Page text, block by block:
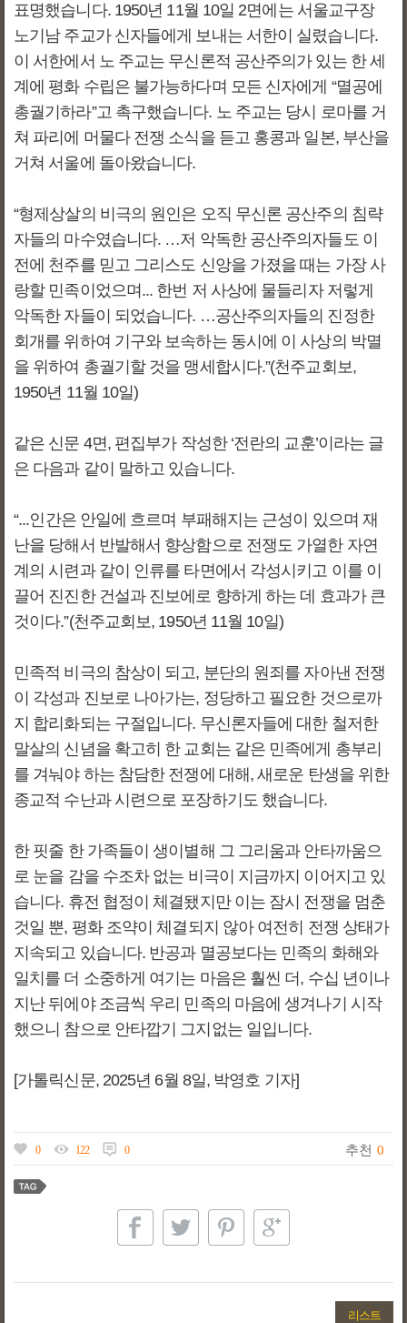
표명했습니다. 1950년 11월 10일 2면에는 서울교구장
노기남 주교가 신자들에게 보내는 서한이 실렸습니다.
이 서한에서 노 주교는 무신론적 공산주의가 있는 한 세
계에 평화 수립은 불가능하다며 모든 신자에게 “멸공에
총궐기하라”고 촉구했습니다. 노 주교는 당시 로마를 거
쳐 파리에 머물다 전쟁 소식을 듣고 홍콩과 일본, 부산을
거쳐 서울에 돌아왔습니다.
“형제상살의 비극의 원인은 오직 무신론 공산주의 침략
자들의 마수였습니다. …저 악독한 공산주의자들도 이
전에 천주를 믿고 그리스도 신앙을 가졌을 때는 가장 사
랑할 민족이었으며... 한번 저 사상에 물들리자 저렇게
악독한 자들이 되었습니다. …공산주의자들의 진정한
회개를 위하여 기구와 보속하는 동시에 이 사상의 박멸
을 위하여 총궐기할 것을 맹세합시다.”(천주교회보,
1950년 11월 10일)
같은 신문 4면, 편집부가 작성한 ‘전란의 교훈’이라는 글
은 다음과 같이 말하고 있습니다.
“...인간은 안일에 흐르며 부패해지는 근성이 있으며 재
난을 당해서 반발해서 향상함으로 전쟁도 가열한 자연
계의 시련과 같이 인류를 타면에서 각성시키고 이를 이
끌어 진진한 건설과 진보에로 향하게 하는 데 효과가 큰
것이다.”(천주교회보, 1950년 11월 10일)
민족적 비극의 참상이 되고, 분단의 원죄를 자아낸 전쟁
이 각성과 진보로 나아가는, 정당하고 필요한 것으로까
지 합리화되는 구절입니다. 무신론자들에 대한 철저한
말살의 신념을 확고히 한 교회는 같은 민족에게 총부리
를 겨눠야 하는 참담한 전쟁에 대해, 새로운 탄생을 위한
종교적 수난과 시련으로 포장하기도 했습니다.
한 핏줄 한 가족들이 생이별해 그 그리움과 안타까움으
로 눈을 감을 수조차 없는 비극이 지금까지 이어지고 있
습니다. 휴전 협정이 체결됐지만 이는 잠시 전쟁을 멈춘
것일 뿐, 평화 조약이 체결되지 않아 여전히 전쟁 상태가
지속되고 있습니다. 반공과 멸공보다는 민족의 화해와
일치를 더 소중하게 여기는 마음은 훨씬 더, 수십 년이나
지난 뒤에야 조금씩 우리 민족의 마음에 생겨나기 시작
했으니 참으로 안타깝기 그지없는 일입니다.
[가톨릭신문, 2025년 6월 8일, 박영호 기자]
0 122 0 추천 0
리스트